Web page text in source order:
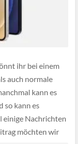
ihr bei einem
auch normale
kann es
so kann es
einige Nachrichten
möchten wir